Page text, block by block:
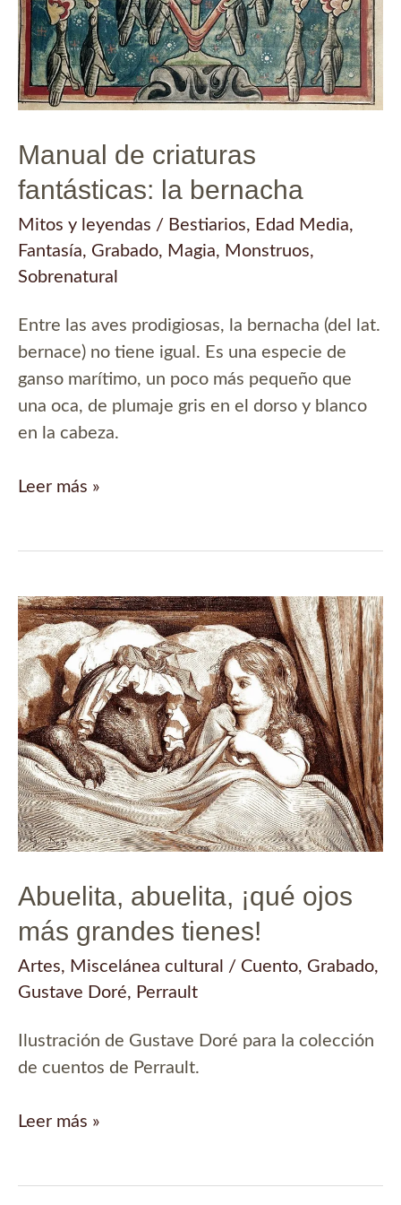
Manual de criaturas
fantásticas: la bernacha
Mitos y leyendas / Bestiarios, Edad Media,
Fantasía, Grabado, Magia, Monstruos,
Sobrenatural
Entre las aves prodigiosas, la bernacha (del lat.
bernace) no tiene igual. Es una especie de
ganso marítimo, un poco más pequeño que
una oca, de plumaje gris en el dorso y blanco
en la cabeza.
Manual
la
bernacha
Leer más »
Abuelita, abuelita, ¡qué ojos
más grandes tienes!
Artes, Miscelánea cultural / Cuento, Grabado,
Gustave Doré, Perrault
Ilustración de Gustave Doré para la colección
de cuentos de Perrault.
Abuelita,
Leer más »